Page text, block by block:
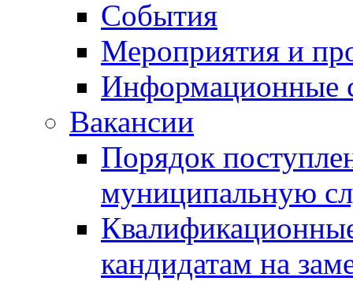
События
Мероприятия и
Информационные
Вакансии
Порядок
муниципальную
кандидатам на